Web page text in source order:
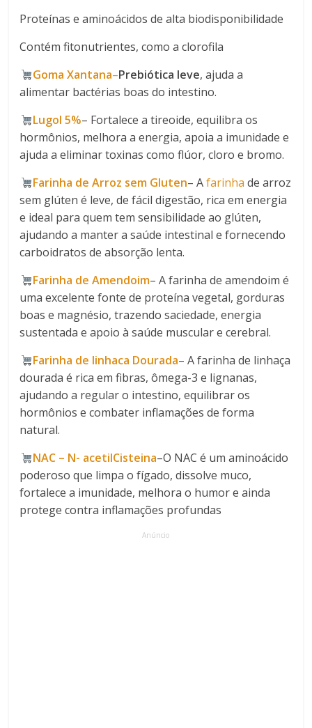
Proteínas e aminoácidos de alta biodisponibilidade
Contém fitonutrientes, como a clorofila
​​Goma Xantana​–Prebiótica leve, ajuda a
alimentar bactérias boas do intestino.
Lugol 5%– Fortalece a tireoide, equilibra os
hormônios, melhora a energia, apoia a imunidade e
ajuda a eliminar toxinas como flúor, cloro e bromo.
Farinha de Arroz sem Gluten– Afarinha de arroz
sem glúten é leve, de fácil digestão, rica em energia
e ideal para quem tem sensibilidade ao glúten,
ajudando a manter a saúde intestinal e fornecendo
carboidratos de absorção lenta.
Farinha de Amendoim– A farinha de amendoim é
uma excelente fonte de proteína vegetal, gorduras
boas e magnésio, trazendo saciedade, energia
sustentada e apoio à saúde muscular e cerebral.
Farinha de linhaca Dourada– A farinha de linhaça
dourada é rica em fibras, ômega-3 e lignanas,
ajudando a regular o intestino, equilibrar os
hormônios e combater inflamações de forma
natural.
NAC – N- acetilCisteina–O NAC é um aminoácido
poderoso que limpa o fígado, dissolve muco,
fortalece a imunidade, melhora o humor e ainda
protege contra inflamações profundas
Anúncio